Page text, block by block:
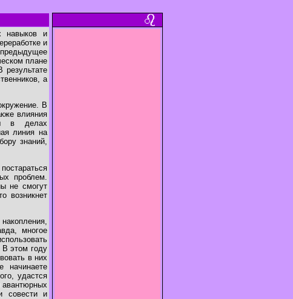
навыков и
и
предыдущее
плане
результате
а
В
влияния
в делах
линия на
знаний,
проблем.
не смогут
возникнет
многое
В этом году
в них
начинаете
удастся
авантюрных
совести и